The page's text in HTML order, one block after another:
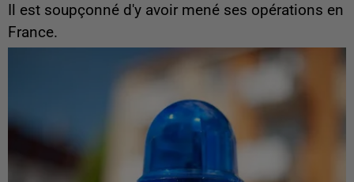
Il est soupçonné d'y avoir mené ses opérations en
France.